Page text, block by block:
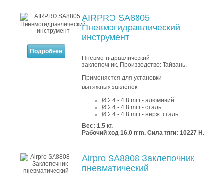
Подробнее
AIRPRO SA8805
Пневмогидравлический
инструмент
Пневмо-гидравлический
заклепочник. Производство: Тайвань.
Применяется для установки
вытяжных заклёпок:
Ø 2.4 - 4.8 mm - алюминий
Ø 2.4 - 4.8 mm - сталь
Ø 2.4 - 4.8 mm - нерж. сталь
Вес: 1.5 кг.
Рабочий ход 16.0 mm. Сила тяги: 10227 Н.
Airpro SA8808 Заклепочник
пневматический